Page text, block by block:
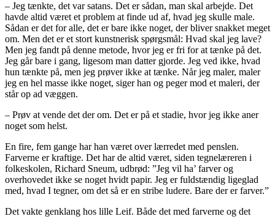
– Jeg tænkte, det var satans. Det er sådan, man skal arbejde. Det
havde altid været et problem at finde ud af, hvad jeg skulle male.
Sådan er det for alle, det er bare ikke noget, der bliver snakket meget
om. Men det er et stort kunstnerisk spørgsmål: Hvad skal jeg lave?
Men jeg fandt på denne metode, hvor jeg er fri for at tænke på det.
Jeg går bare i gang, ligesom man datter gjorde. Jeg ved ikke, hvad
hun tænkte på, men jeg prøver ikke at tænke. Når jeg maler, maler
jeg en hel masse ikke noget, siger han og peger mod et maleri, der
står op ad væggen.
– Prøv at vende det der om. Det er på et stadie, hvor jeg ikke aner
noget som helst.
En fire, fem gange har han været over lærredet med penslen.
Farverne er kraftige. Det har de altid været, siden tegnelæreren i
folkeskolen, Richard Sneum, udbrød: ”Jeg vil ha’ farver og
overhovedet ikke se noget hvidt papir. Jeg er fuldstændig ligeglad
med, hvad I tegner, om det så er en stribe ludere. Bare der er farver.”
Det vakte genklang hos lille Leif. Både det med farverne og det